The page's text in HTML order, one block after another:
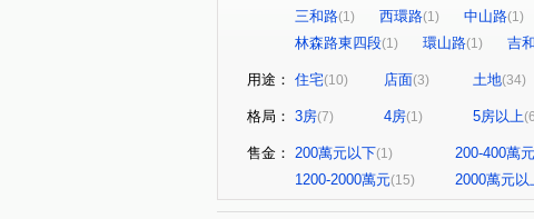
三和路(1) 西環路(1) 中山路(1)
林森路東四段(1) 環山路(1) 吉
用途： 住宅(10) 店面(3) 土地(34)
格局： 3房(7) 4房(1) 5房以上
售金： 200萬元以下(1) 200-400萬元
1200-2000萬元(15) 2000萬元以